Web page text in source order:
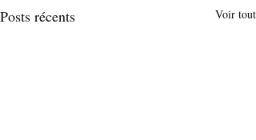
Posts récents Voir tout